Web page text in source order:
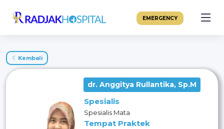
EMERGENCY
Kembali
dr. Anggitya Rullantika, Sp.M
Spesialis
Spesialis Mata
Tempat Praktek